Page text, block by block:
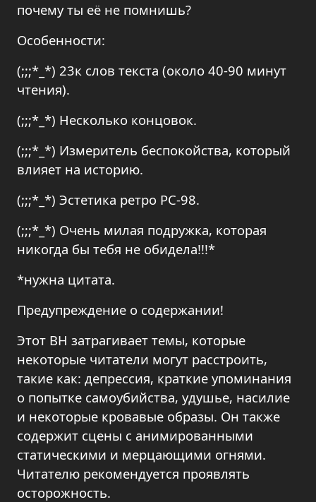
почему ты её не помнишь?
Особенности:
(;;;*_*) 23к слов текста (около 40-90 минут
чтения).
(;;;*_*) Несколько концовок.
(;;;*_*) Измеритель беспокойства, который
влияет на историю.
(;;;*_*) Эстетика ретро PC-98.
(;;;*_*) Очень милая подружка, которая
никогда бы тебя не обидела!!!*
*нужна цитата.
Предупреждение о содержании!
Этот ВН затрагивает темы, которые
некоторые читатели могут расстроить,
такие как: депрессия, краткие упоминания
о попытке самоубийства, удушье, насилие
и некоторые кровавые образы. Он также
содержит сцены с анимированными
статическими и мерцающими огнями.
Читателю рекомендуется проявлять
осторожность.